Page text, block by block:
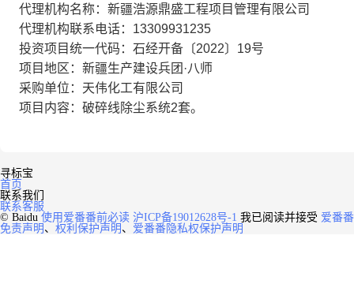
代理机构名称：新疆浩源鼎盛工程项目管理有限公司
代理机构联系电话：13309931235
投资项目统一代码：石经开备〔2022〕19号
项目地区：新疆生产建设兵团·八师
采购单位：天伟化工有限公司
项目内容：破碎线除尘系统2套。
寻标宝
首页
联系我们
联系客服
© Baidu 使用爱番番前必读 沪ICP备19012628号-1 我已阅读并接受 爱番番
免责声明 、 权利保护声明 、 爱番番隐私权保护声明